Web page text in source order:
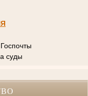
суды